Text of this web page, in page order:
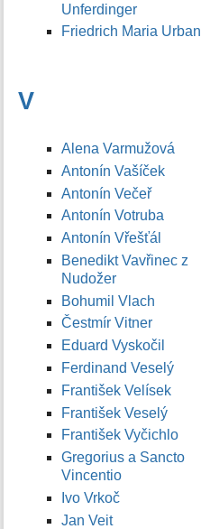
Unferdinger
Friedrich Maria Urban
V
Alena Varmužová
Antonín Vašíček
Antonín Večeř
Antonín Votruba
Antonín Vřešťál
Benedikt Vavřinec z
Nudožer
Bohumil Vlach
Čestmír Vitner
Eduard Vyskočil
Ferdinand Veselý
František Velísek
František Veselý
František Vyčichlo
Gregorius a Sancto
Vincentio
Ivo Vrkoč
Jan Veit